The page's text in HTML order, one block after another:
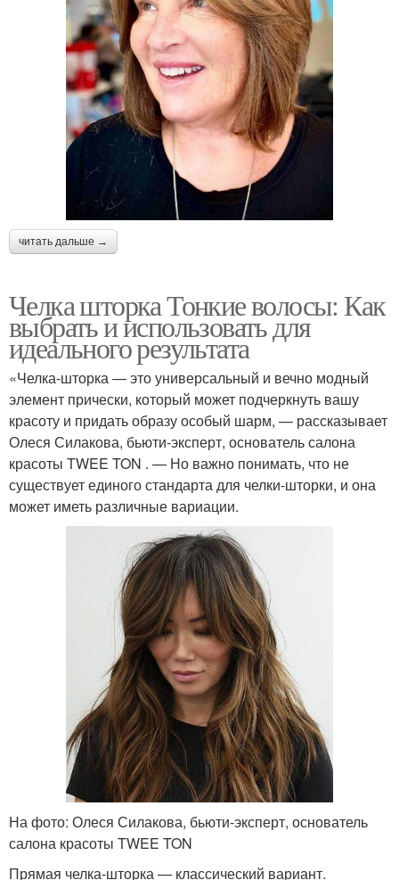
читать дальше →
Челка шторка Тонкие волосы: Как
выбрать и использовать для
идеального результата
«Челка-шторка — это универсальный и вечно модный
элемент прически, который может подчеркнуть вашу
красоту и придать образу особый шарм, — рассказывает
Олеся Силакова, бьюти-эксперт, основатель салона
красоты TWEE TON . — Но важно понимать, что не
существует единого стандарта для челки-шторки, и она
может иметь различные вариации.
На фото: Олеся Силакова, бьюти-эксперт, основатель
салона красоты TWEE TON
Прямая челка-шторка — классический вариант.